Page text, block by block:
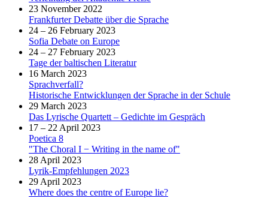
23 November 2022
Frankfurter Debatte über die Sprache
24 – 26 February 2023
Sofia Debate on Europe
24 – 27 February 2023
Tage der baltischen Literatur
16 March 2023
Sprachverfall?
Historische Entwicklungen der Sprache in der Schule
29 March 2023
Das Lyrische Quartett – Gedichte im Gespräch
17 – 22 April 2023
Poetica 8
"The Choral I − Writing in the name of"
28 April 2023
Lyrik-Empfehlungen 2023
29 April 2023
Where does the centre of Europe lie?